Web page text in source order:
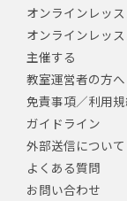
オンラインレッ
オンラインレッ
主催する
教室運営者の方へ
免責事項／利用
ガイドライン
外部送信について
よくある質問
お問い合わせ